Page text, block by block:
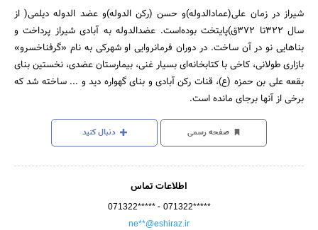
شیراز در زمان علی(عمادالدوله)و حسن (رکن الدوله)و عضد الدوله دیلمی( از
سال 322تا 372ق)پایتخت بوده‌است. عضدالدوله به آبادی شیراز پرداخت و
بناهایی نو در آن ساخت. در دوران فرمانروایی او شهرکی به نام «گرفناخسرو»
بازاری طولانی، کاخی با کتابخانه‌ای بسیار غنی، بیمارستان عضدی، نخستین بنای
بقعه علی بن حمزه (ع)، قنات رکن آبادی و بنای گهواره دید و ... ساخته شد که
برخی از آنها برجای مانده است.
صفحه رسمی دنبال کنید
اطلاعات تماس
071322***** - 071322*****
ne**@eshiraz.ir